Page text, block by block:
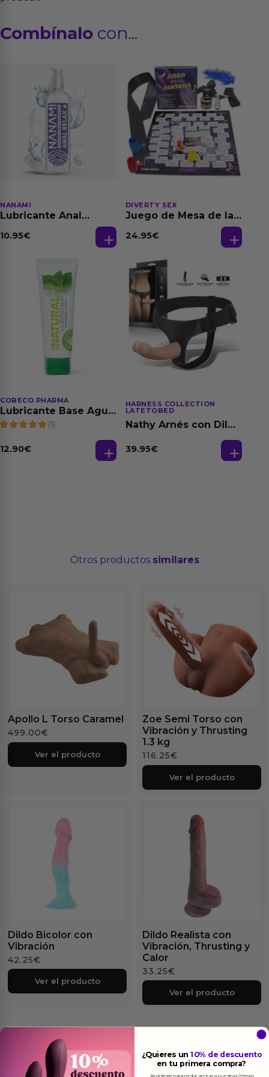
Combínalo con...
NANAMI
Lubricante Anal
Dilatación Base Agua
10.95€
DIVERTY SEX
Juego de Mesa de las
24.95€
COBECO PHARMA
Lubricante Base Agua
100% Natural 125 ml
(1)
12.90€
HARNESS COLLECTION
LATETOBED
Nathy Arnés con Dildo
39.95€
Otros productos similares
Apollo L Torso Caramel
499.00€
Ver el producto
Zoe Semi Torso con
Vibración y Thrusting
1.3 kg
116.25€
Ver el producto
Dildo Bicolor con
Vibración
42.25€
Ver el producto
Dildo Realista con
Vibración, Thrusting y
Calor
33.25€
Ver el producto
¿Quieres un10% de descuento
en tu primera compra?